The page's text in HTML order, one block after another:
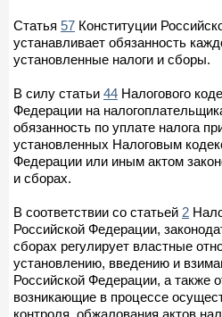
Статья 57 Конституции
устанавливает обязанность
установленные налоги и сборы.
В силу статьи 44 Налогового
Федерации на
обязанность по уплате налога
установленных Налоговым
Федерации или иным актом
и сборах.
В соответствии со статьей 2
Российской Федерации,
сборах регулирует властные
установлению, введению и
Российской Федерации, а также
возникающие в процессе
контроля, обжалования актов